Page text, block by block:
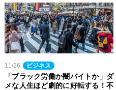
11/26 ビジネス
「ブラック労働か闇バイトか」ダ
メな人生ほど劇的に好転する！不